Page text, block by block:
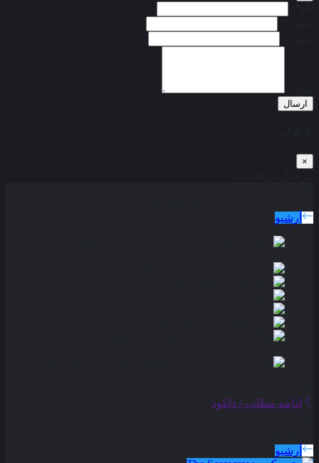
ارسال
×
آرشیو
ادامه مطلب / دانلود
آرشیو